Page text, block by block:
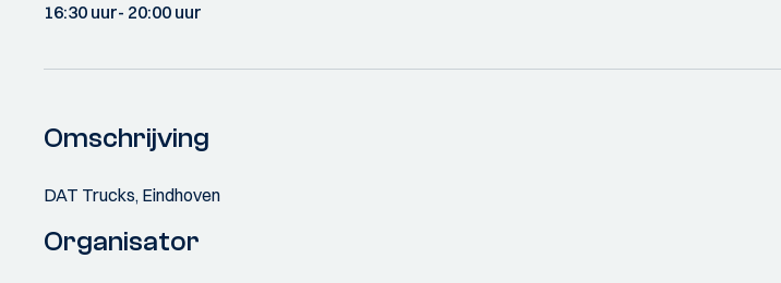
16:30 uur- 20:00 uur
Omschrijving
DAT Trucks, Eindhoven
Organisator